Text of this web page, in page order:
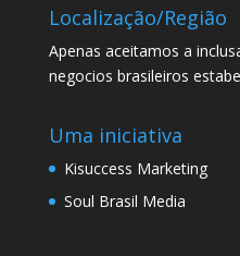
Localização/Região
Apenas aceitamos a
negocios brasileiros
Uma iniciativa
Kisuccess Marketing
Soul Brasil Media